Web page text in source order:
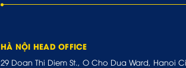
HÀ NỘI HEAD OFFICE
29 Doan Thi Diem St., O Cho Dua Ward, Hanoi